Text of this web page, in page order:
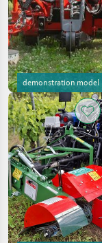
demonstration model